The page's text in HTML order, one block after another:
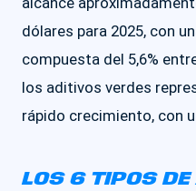
dólares para 2025, con
compuesta del 5,6%
los aditivos verdes
rápido crecimiento, con
LOS 6 TIPOS